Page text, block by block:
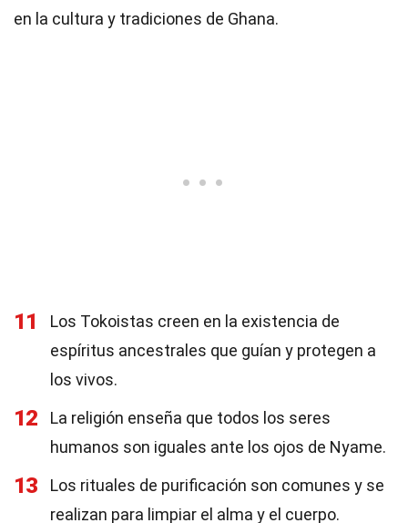
en la cultura y tradiciones de Ghana.
11
Los Tokoistas creen en la existencia de
espíritus ancestrales que guían y protegen a
los vivos.
12
La religión enseña que todos los seres
humanos son iguales ante los ojos de Nyame.
13
Los rituales de purificación son comunes y se
realizan para limpiar el alma y el cuerpo.